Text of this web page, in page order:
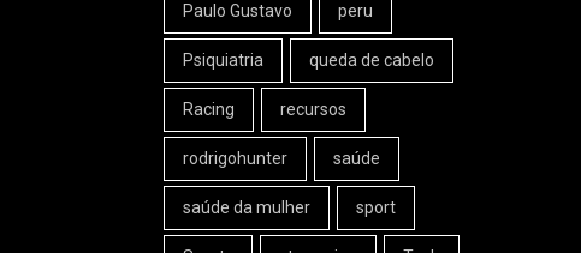
Paulo Gustavo peru
Psiquiatria queda de cabelo
Racing recursos
rodrigohunter saúde
saúde da mulher sport